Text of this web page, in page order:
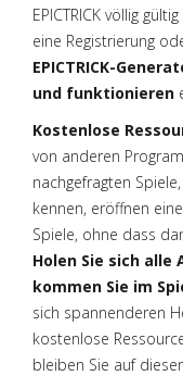
EPICTRICK völlig
eine Registrierung
EPICTRICK-
und funktionieren
Kostenlose
von anderen
nachgefragten
kennen, eröffnen
Spiele, ohne dass
Holen Sie sich alle
kommen Sie im
sich spannenderen
kostenlose
bleiben Sie auf